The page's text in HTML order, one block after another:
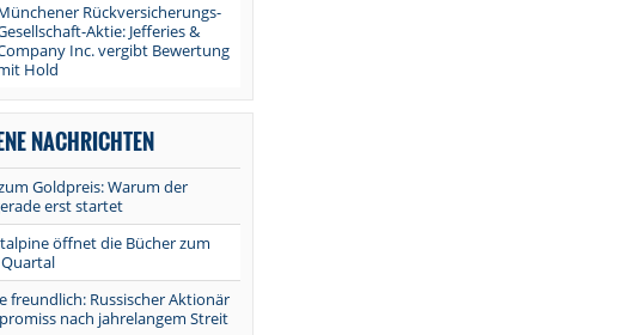
Rückversicherungs-
Aktie: Jefferies &
Inc. vergibt Bewertung
Hold
NACHRICHTEN
Goldpreis: Warum der
erst startet
öffnet die Bücher zum
freundlich: Russischer Aktionär
nach jahrelangem Streit